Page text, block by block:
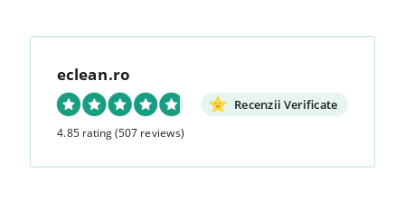
eclean.ro
Recenzii Verificate
4.85 rating(507 reviews)